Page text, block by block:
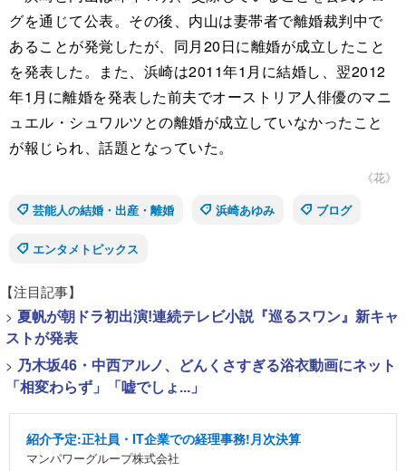
グを通じて公表。その後、内山は妻帯者で離婚裁判中で
あることが発覚したが、同月20日に離婚が成立したこと
を発表した。また、浜崎は2011年1月に結婚し、翌2012
年1月に離婚を発表した前夫でオーストリア人俳優のマニ
ュエル・シュワルツとの離婚が成立していなかったこと
が報じられ、話題となっていた。
《花》
芸能人の結婚・出産・離婚
浜崎あゆみ ブログ
エンタメトピックス
【注目記事】
> 夏帆が朝ドラ初出演!連続テレビ小説『巡るスワン』新キャ
ストが発表
> 乃木坂46・中西アルノ、どんくさすぎる浴衣動画にネット
「相変わらず」「嘘でしょ...」
紹介予定:正社員・IT企業での経理事務!月次決算
マンパワーグループ株式会社